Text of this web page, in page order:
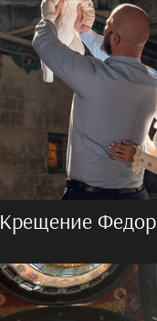
Крещение Федор